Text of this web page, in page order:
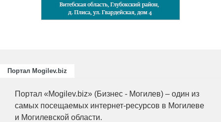
Портал Mogilev.biz
Портал «Mogilev.biz» (Бизнес - Могилев) – один из
самых посещаемых интернет-ресурсов в Могилеве
и Могилевской области.